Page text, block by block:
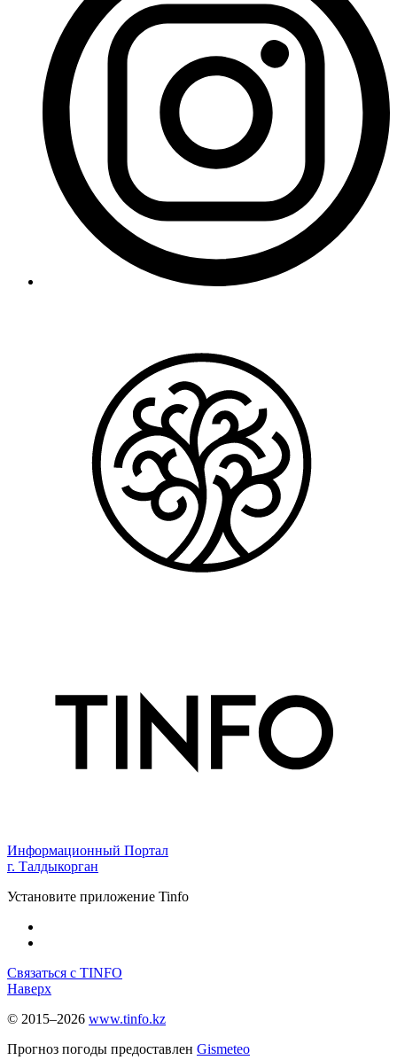
Информационный Портал
г. Талдыкорган
Установите приложение Tinfo
Связаться с TINFO
Наверх
© 2015–2026 www.tinfo.kz
Прогноз погоды предоставлен Gismeteo